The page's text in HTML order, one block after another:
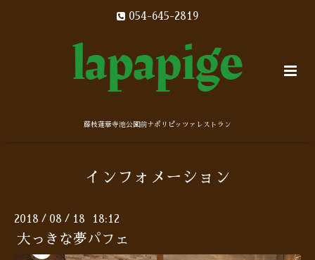
054-645-2819
藤枝蓮華寺池公園前ナポリピッツァレストラン
インフォメーション
2018 / 08 / 18 18:12
大っきな夢パフェ